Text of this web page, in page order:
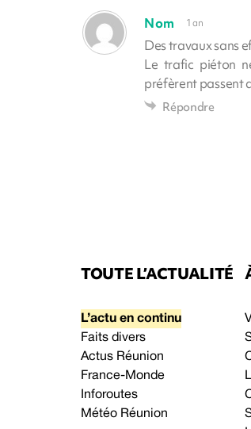
Nom 1 an
Des travaux sans
Le trafic piéton
préfèrent passent
Répondre
TOUTE L’ACTUALITÉ
L’actu en continu
Faits divers
Actus Réunion
France-Monde
Inforoutes
Météo Réunion